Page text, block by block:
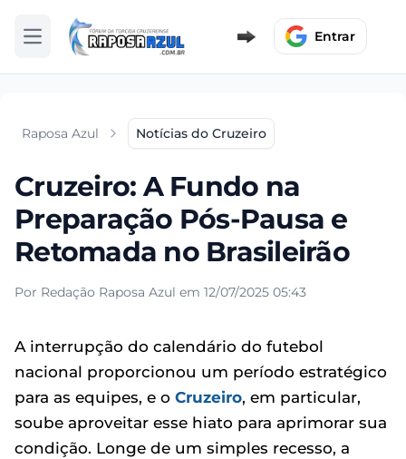
Abrir menu Entrar
Raposa Azul Notícias do Cruzeiro
Cruzeiro: A Fundo na
Preparação Pós-Pausa e
Retomada no Brasileirão
Por Redação Raposa Azul em 12/07/2025 05:43
A interrupção do calendário do futebol
nacional proporcionou um período estratégico
para as equipes, e o Cruzeiro, em particular,
soube aproveitar esse hiato para aprimorar sua
condição. Longe de um simples recesso, a